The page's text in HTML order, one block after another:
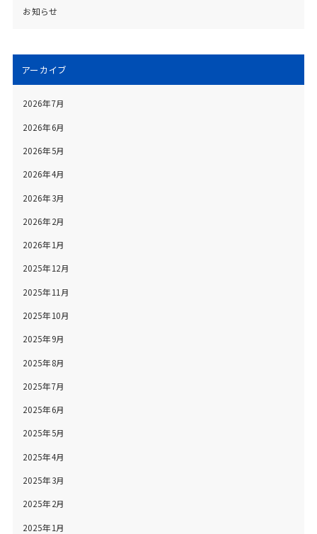
お知らせ
アーカイブ
2026年7月
2026年6月
2026年5月
2026年4月
2026年3月
2026年2月
2026年1月
2025年12月
2025年11月
2025年10月
2025年9月
2025年8月
2025年7月
2025年6月
2025年5月
2025年4月
2025年3月
2025年2月
2025年1月